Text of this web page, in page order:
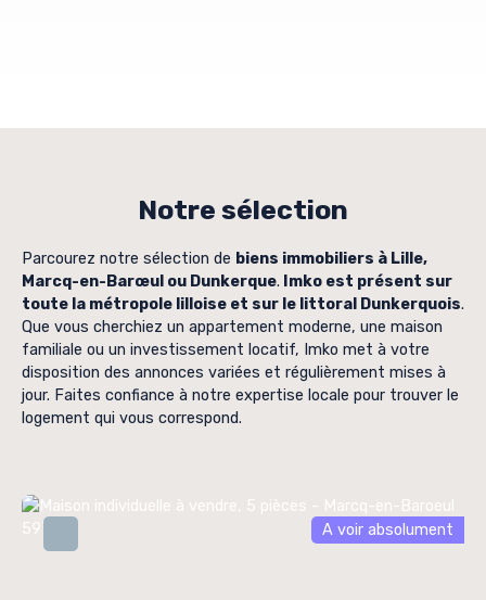
Notre sélection
Parcourez notre sélection de biens immobiliers à Lille,
Marcq-en-Barœul ou Dunkerque. Imko est présent sur
toute la métropole lilloise et sur le littoral Dunkerquois.
Que vous cherchiez un appartement moderne, une maison
familiale ou un investissement locatif, Imko met à votre
disposition des annonces variées et régulièrement mises à
jour. Faites confiance à notre expertise locale pour trouver le
logement qui vous correspond.
A voir absolument